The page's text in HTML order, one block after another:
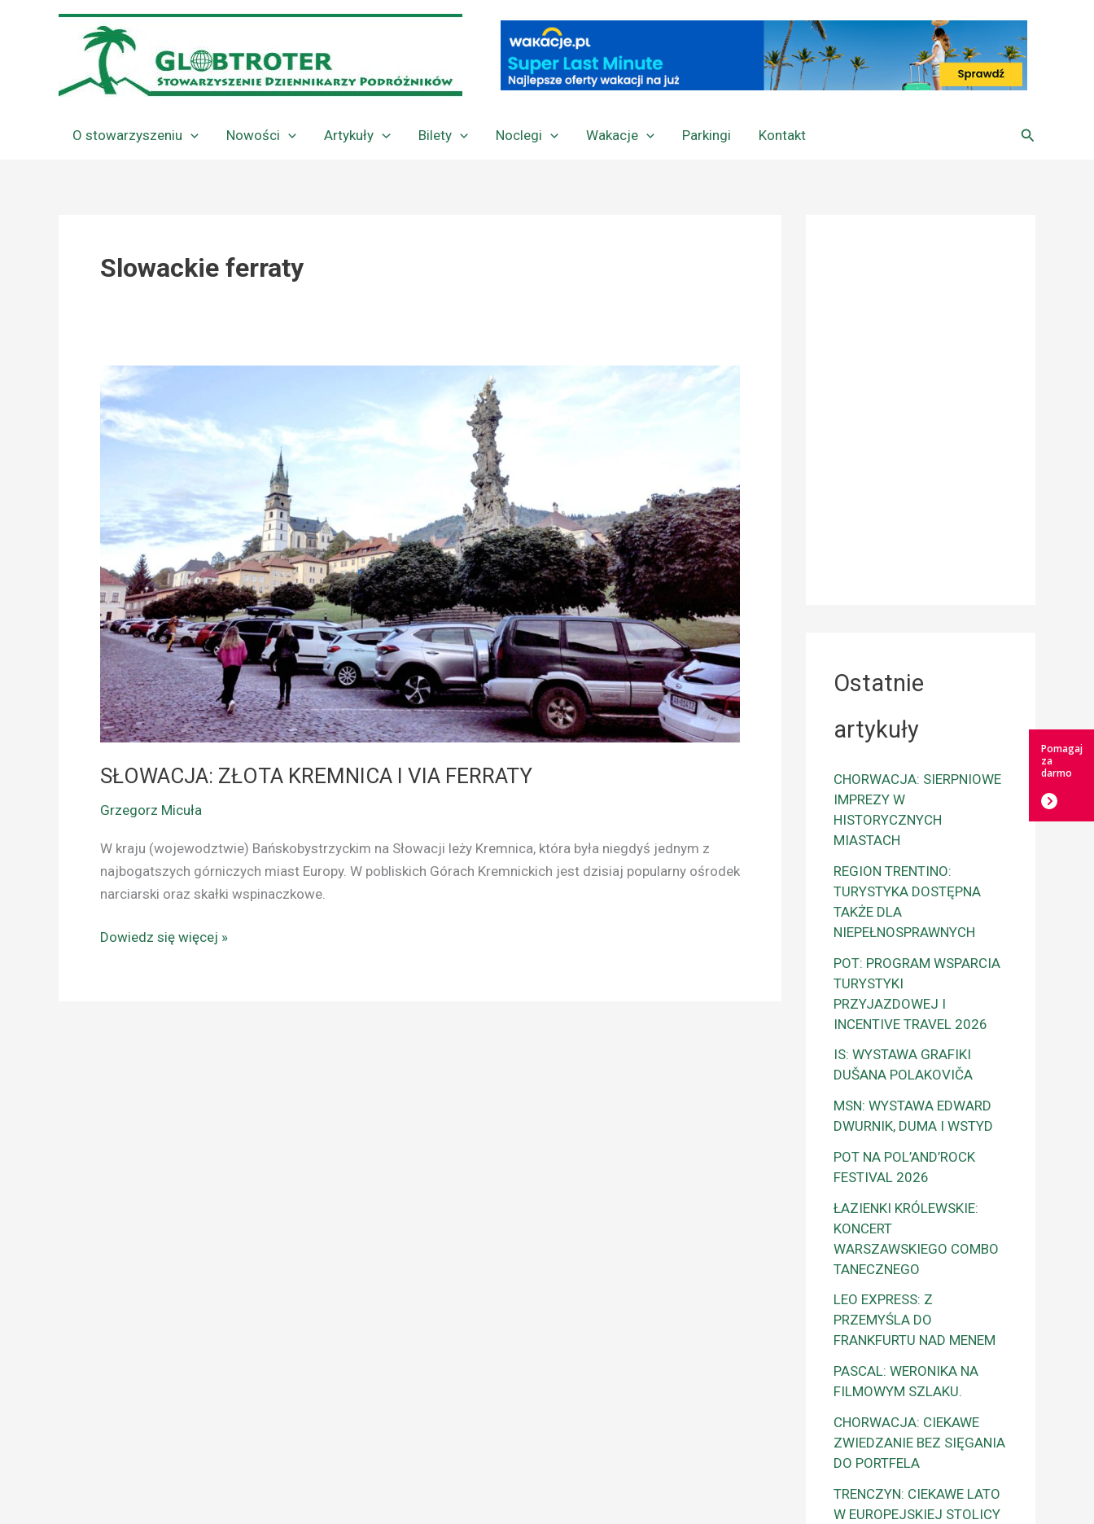
O stowarzyszeniu Nowości Artykuły Bilety Noclegi Wakacje Parkingi Kontakt Szukaj
Slowackie ferraty
SŁOWACJA: ZŁOTA KREMNICA I VIA FERRATY
Grzegorz Micuła
W kraju (wojewodztwie) Bańskobystrzyckim na Słowacji leży Kremnica, która była niegdyś jednym z
najbogatszych górniczych miast Europy. W pobliskich Górach Kremnickich jest dzisiaj popularny ośrodek
narciarski oraz skałki wspinaczkowe.
SŁOWACJA:
ZŁOTA
KREMNICA
Dowiedz się więcej »
Ostatnie
artykuły
CHORWACJA: SIERPNIOWE
IMPREZY W
HISTORYCZNYCH
MIASTACH
REGION TRENTINO:
TURYSTYKA DOSTĘPNA
TAKŻE DLA
NIEPEŁNOSPRAWNYCH
POT: PROGRAM WSPARCIA
TURYSTYKI
PRZYJAZDOWEJ I
INCENTIVE TRAVEL 2026
IS: WYSTAWA GRAFIKI
DUŠANA POLAKOVIČA
MSN: WYSTAWA EDWARD
DWURNIK, DUMA I WSTYD
POT NA POL’AND’ROCK
FESTIVAL 2026
ŁAZIENKI KRÓLEWSKIE:
KONCERT
WARSZAWSKIEGO COMBO
TANECZNEGO
LEO EXPRESS: Z
PRZEMYŚLA DO
FRANKFURTU NAD MENEM
PASCAL: WERONIKA NA
FILMOWYM SZLAKU.
CHORWACJA: CIEKAWE
ZWIEDZANIE BEZ SIĘGANIA
DO PORTFELA
TRENCZYN: CIEKAWE LATO
W EUROPEJSKIEJ STOLICY
Pomagaj
za
darmo